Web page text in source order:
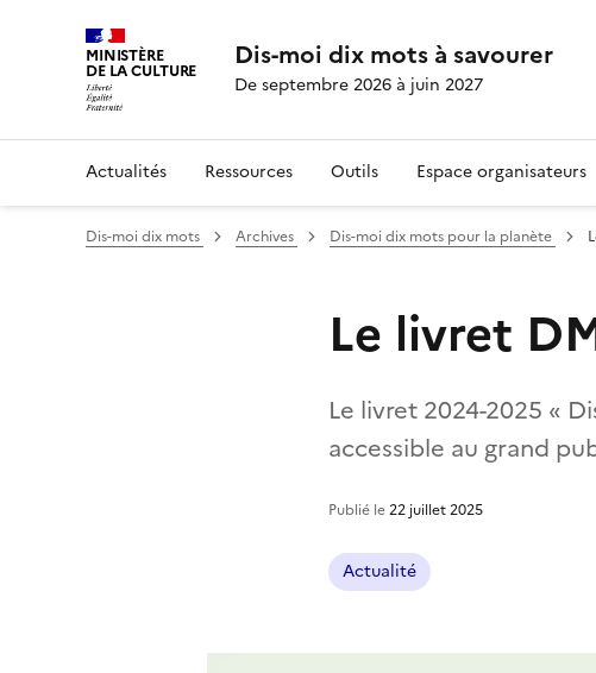
MINISTÈRE
DE LA CULTURE Dis-moi dix mots à savourer
De septembre 2026 à juin 2027
Actualités Ressources Outils Espace organisateurs
Dis-moi dix mots Archives Dis-moi dix mots pour la planète
Le livret
Le livret 2024-2025 «
accessible au grand
Publié le22 juillet 2025
Actualité